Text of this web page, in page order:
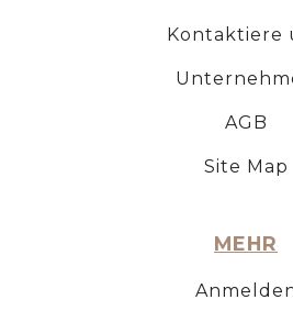
Kontaktiere
AGB
Site Map
MEHR